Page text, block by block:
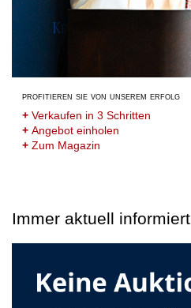
profitieren sie von unserem erfolg
+Verkaufen in 3 Schritten
+Angebot einholen
+Zum Magazin
Immer aktuell informiert